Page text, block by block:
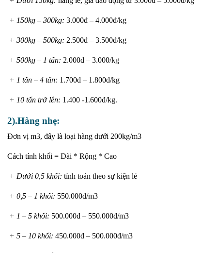
+ 150kg – 300kg: 3.000đ – 4.000đ/kg
+ 300kg – 500kg: 2.500đ – 3.500đ/kg
+ 500kg – 1 tấn: 2.000đ – 3.000/kg
+ 1 tấn – 4 tấn: 1.700đ – 1.800đ/kg
+ 10 tấn trở lên: 1.400 -1.600đ/kg.
2).Hàng nhẹ:
Đơn vị m3, đây là loại hàng dưới 200kg/m3
Cách tính khối = Dài * Rộng * Cao
+ Dưới 0,5 khối: tính toán theo sự kiện lẻ
+ 0,5 – 1 khối: 550.000đ/m3
+ 1 – 5 khối: 500.000đ – 550.000đ/m3
+ 5 – 10 khối: 450.000đ – 500.000đ/m3